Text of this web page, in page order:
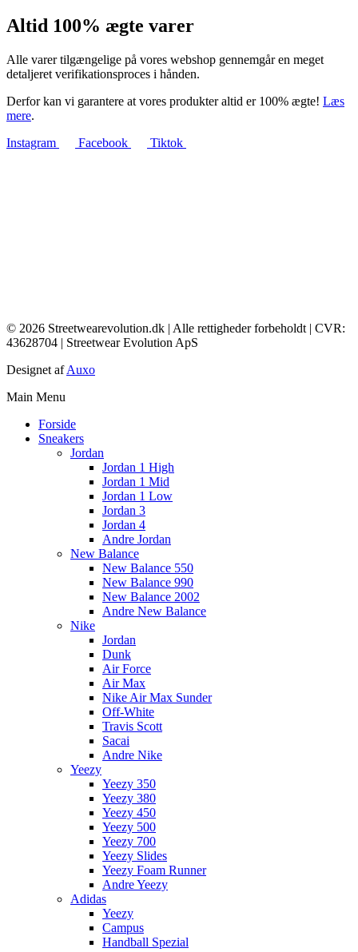
Altid 100% ægte varer
Alle varer tilgængelige på vores webshop gennemgår en meget
detaljeret verifikationsproces i hånden.
Derfor kan vi garantere at vores produkter altid er 100% ægte! Læs
mere.
Instagram
Facebook Tiktok
© 2026 Streetwearevolution.dk | Alle rettigheder forbeholdt | CVR:
43628704 | Streetwear Evolution ApS
Designet afAuxo
Main Menu
Forside
Sneakers
Jordan
Jordan 1 High
Jordan 1 Mid
Jordan 1 Low
Jordan 3
Jordan 4
Andre Jordan
New Balance
New Balance 550
New Balance 990
New Balance 2002
Andre New Balance
Nike
Jordan
Dunk
Air Force
Air Max
Nike Air Max Sunder
Off-White
Travis Scott
Sacai
Andre Nike
Yeezy
Yeezy 350
Yeezy 380
Yeezy 450
Yeezy 500
Yeezy 700
Yeezy Slides
Yeezy Foam Runner
Andre Yeezy
Adidas
Yeezy
Campus
Handball Spezial